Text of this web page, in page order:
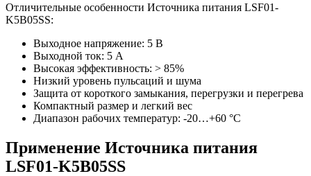
Отличительные особенности Источника питания LSF01-
K5B05SS:
Выходное напряжение: 5 В
Выходной ток: 5 А
Высокая эффективность: > 85%
Низкий уровень пульсаций и шума
Защита от короткого замыкания, перегрузки и перегрева
Компактный размер и легкий вес
Диапазон рабочих температур: -20…+60 °C
Применение Источника питания
LSF01-K5B05SS